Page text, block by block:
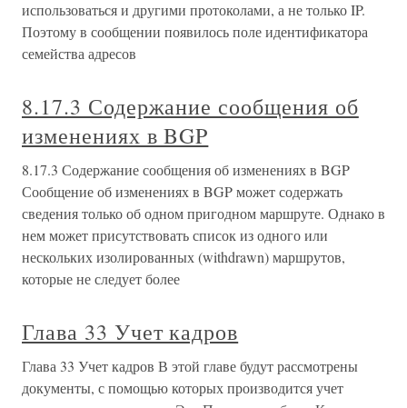
использоваться и другими протоколами, а не только IP.
Поэтому в сообщении появилось поле идентификатора
семейства адресов
8.17.3 Содержание сообщения об
изменениях в BGP
8.17.3 Содержание сообщения об изменениях в BGP
Сообщение об изменениях в BGP может содержать
сведения только об одном пригодном маршруте. Однако в
нем может присутствовать список из одного или
нескольких изолированных (withdrawn) маршрутов,
которые не следует более
Глава 33 Учет кадров
Глава 33 Учет кадров В этой главе будут рассмотрены
документы, с помощью которых производится учет